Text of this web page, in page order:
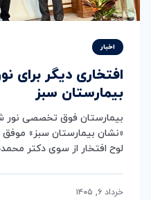
اخبار
افتخاری دیگر برای
بیمارستان سبز
بیمارستان فوق تخصصی نور
«نشان بیمارستان سبز»
لوح افتخار از سوی دکتر
خرداد ۶, ۱۴۰۵